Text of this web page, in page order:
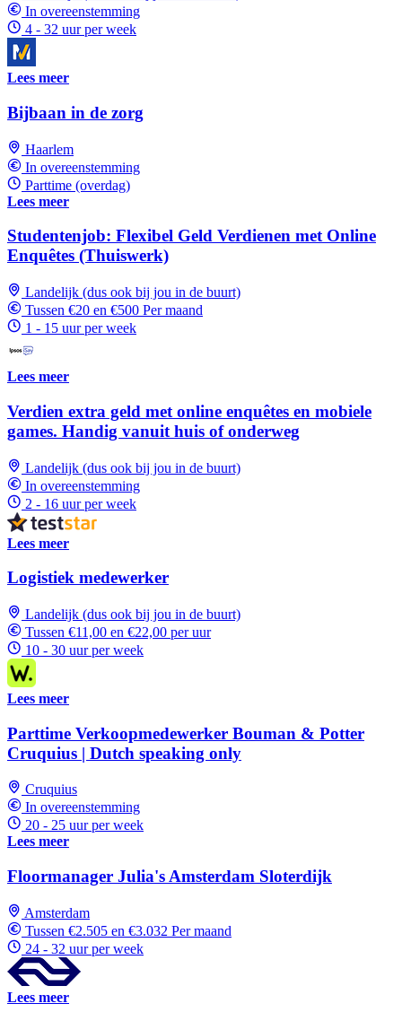
In overeenstemming
4 - 32 uur per week
Lees meer
Bijbaan in de zorg
Haarlem
In overeenstemming
Parttime (overdag)
Lees meer
Studentenjob: Flexibel Geld Verdienen met Online
Enquêtes (Thuiswerk)
Landelijk (dus ook bij jou in de buurt)
Tussen €20 en €500 Per maand
1 - 15 uur per week
Lees meer
Verdien extra geld met online enquêtes en mobiele
games. Handig vanuit huis of onderweg
Landelijk (dus ook bij jou in de buurt)
In overeenstemming
2 - 16 uur per week
Lees meer
Logistiek medewerker
Landelijk (dus ook bij jou in de buurt)
Tussen €11,00 en €22,00 per uur
10 - 30 uur per week
Lees meer
Parttime Verkoopmedewerker Bouman & Potter
Cruquius | Dutch speaking only
Cruquius
In overeenstemming
20 - 25 uur per week
Lees meer
Floormanager Julia's Amsterdam Sloterdijk
Amsterdam
Tussen €2.505 en €3.032 Per maand
24 - 32 uur per week
Lees meer